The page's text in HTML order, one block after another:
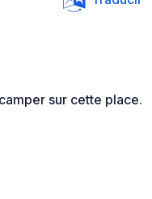
sur cette place.